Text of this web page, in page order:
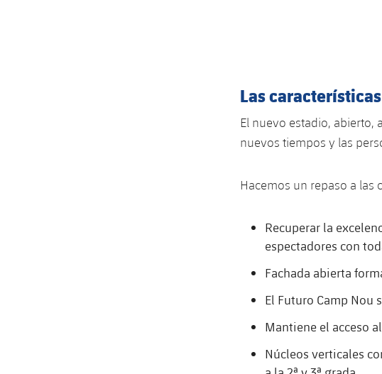
Las
El nuevo estadio, abierto,
nuevos tiempos y las
Hacemos un repaso a las
Recuperar la
espectadores con
Fachada abierta
El Futuro Camp Nou
Mantiene el acceso
Núcleos verticales